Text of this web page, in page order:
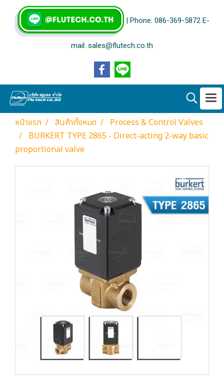
| Phone: 086-369-5872 E-
mail: sales@flutech.co.th
หน้าแรก สินค้าทั้งหมด
Process & Control Valves
BURKERT TYPE 2865 - Direct-acting 2-way basic
proportional valve